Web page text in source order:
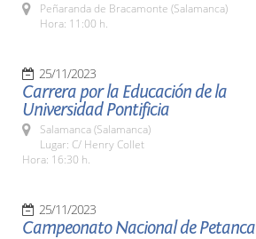
Peñaranda de Bracamonte (Salamanca)
Hora: 11:00 h.
25/11/2023
Carrera por la Educación de la
Universidad Pontificia
Salamanca (Salamanca)
Lugar: C/ Henry Collet
Hora: 16:30 h.
25/11/2023
Campeonato Nacional de Petanca